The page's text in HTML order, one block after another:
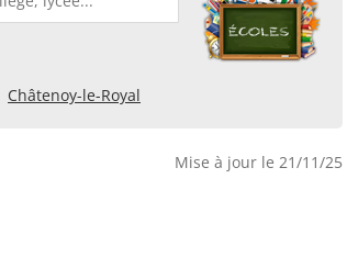
Châtenoy-le-Royal
Mise à jour le 21/11/25